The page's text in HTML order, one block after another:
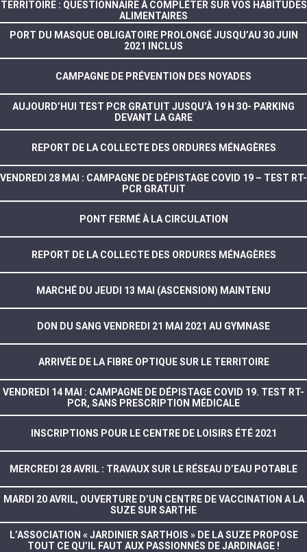
TERRITOIRE : QUESTIONNAIRE À COMPLÉTER SUR VOS HABITUDES
ALIMENTAIRES
PORT DU MASQUE OBLIGATOIRE PROLONGÉ JUSQU’AU 30 JUIN
2021 INCLUS
CAMPAGNE DE PRÉVENTION DES NOYADES
AUJOURD’HUI TEST PCR GRATUIT JUSQU’À 19 H 30- PARKING
DEVANT LA GARE
REPORT DE LA COLLECTE DES ORDURES MÉNAGÈRES
VENDREDI 28 MAI : CAMPAGNE DE DÉPISTAGE COVID 19 – TEST RT-
PCR GRATUIT
PONT FERMÉ À LA CIRCULATION
REPORT DE LA COLLECTE DES ORDURES MÉNAGÈRES
MARCHÉ DU JEUDI 13 MAI (ASCENSION) MAINTENU
DON DU SANG VENDREDI 21 MAI 2021 AU GYMNASE
ARRIVÉE DE LA FIBRE OPTIQUE SUR LE TERRITOIRE
VENDREDI 14 MAI : CAMPAGNE DE DÉPISTAGE COVID 19. TEST RT-
PCR, SANS PRESCRIPTION MÉDICALE
INSCRIPTIONS POUR LE CENTRE DE LOISIRS ÉTÉ 2021
MERCREDI 28 AVRIL : TRAVAUX SUR LE RÉSEAU D’EAU POTABLE
MARDI 20 AVRIL, OUVERTURE D’UN CENTRE DE VACCINATION A LA
SUZE SUR SARTHE
L’ASSOCIATION « JARDINIER SARTHOIS » DE LA SUZE PROPOSE
TOUT CE QU’IL FAUT AUX PASSIONNÉS DE JARDINAGE !